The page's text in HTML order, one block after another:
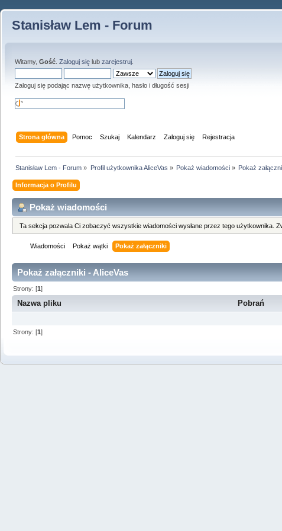
Stanisław Lem - Forum
Witamy, Gość Zaloguj się lub zarejestruj
Zaloguj się podając nazwę użytkownika, hasło i długość sesji
Strona główna Pomoc Szukaj Kalendarz Zaloguj się Rejestracja
Stanisław Lem - Forum » Profil użytkownika AliceVas » Pokaż wiadomości» Pokaż
Informacja o Profilu
Pokaż wiadomości
Ta sekcja pozwala Ci zobaczyć wszystkie wiadomości wysłane przez tego użytkownika.
Wiadomości Pokaż wątki Pokaż załączniki
Pokaż załączniki - AliceVas
Strony: [1]
Nazwa pliku Pobrań
Strony: [1]